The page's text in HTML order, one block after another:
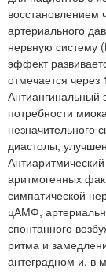
восстановлением
артериального
нервную систему
эффект
отмечается через
потребности
незначительного
диастолы,
аритмогенных
симпатической
цАМФ,
спонтанного
ритма и
антеградном и, в